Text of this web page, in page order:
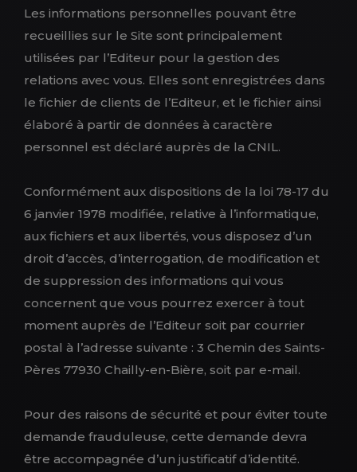
Les informations personnelles pouvant être
recueillies sur le Site sont principalement
utilisées par l’Editeur pour la gestion des
relations avec vous. Elles sont enregistrées dans
le fichier de clients de l’Editeur, et le fichier ainsi
élaboré à partir de données à caractère
personnel est déclaré auprès de la CNIL.
Conformément aux dispositions de la loi 78-17 du
6 janvier 1978 modifiée, relative à l’informatique,
aux fichiers et aux libertés, vous disposez d’un
droit d’accès, d’interrogation, de modification et
de suppression des informations qui vous
concernent que vous pourrez exercer à tout
moment auprès de l’Editeur soit par courrier
postal à l’adresse suivante : 3 Chemin des Saints-
Pères 77930 Chailly-en-Bière, soit par e-mail.
Pour des raisons de sécurité et pour éviter toute
demande frauduleuse, cette demande devra
être accompagnée d’un justificatif d’identité.